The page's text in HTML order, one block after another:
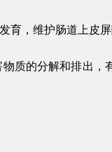
，维护肠道上皮屏
质的分解和排出